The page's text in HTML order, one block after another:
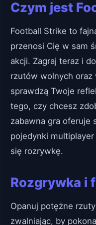
Czym jest
Football Strike to
przenosi Cię w sam
akcji. Zagraj teraz i
rzutów wolnych oraz
sprawdzą Twoje
tego, czy chcesz
zabawna gra oferuje
pojedynki
się rozrywkę.
Rozgrywka i
Opanuj potężne
zwalniając, by